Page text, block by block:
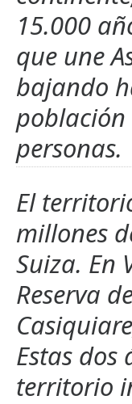
15.000
que une
bajando
personas.
El
millones
Suiza. En
Reserva
Estas
territorio